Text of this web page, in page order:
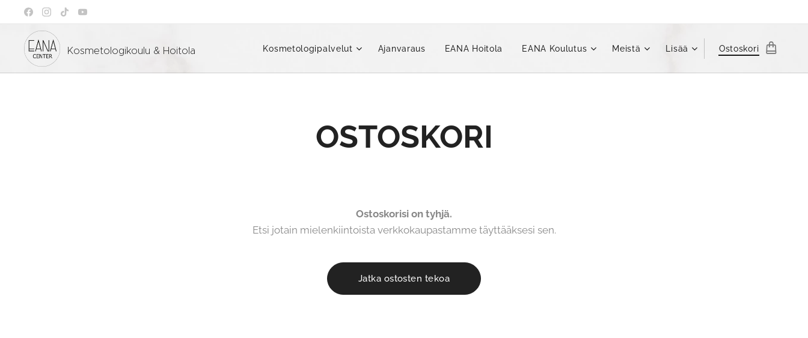
Kosmetologikoulu & Hoitola Kosmetologipalvelut Ajanvaraus EANA Hoitola EANA Koulutus Meistä Lisää Ostoskori
OSTOSKORI
Ostoskorisi on tyhjä.
Etsi jotain mielenkiintoista verkkokaupastamme täyttääksesi sen.
Jatka ostosten tekoa